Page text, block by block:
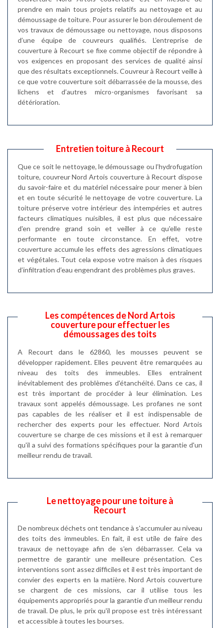
prendre en main tous projets relatifs au nettoyage et au
démoussage de toiture. Pour assurer le bon déroulement de
vos travaux de démoussage ou nettoyage, nous disposons
d’une équipe de couvreurs qualifiés. L’entreprise de
couverture à Recourt se fixe comme objectif de répondre à
vos exigences en proposant des services de qualité ainsi
que des résultats exceptionnels. Couvreur à Recourt veille à
ce que votre couverture soit débarrassée de la mousse, des
lichens et d’autres micro-organismes favorisant sa
détérioration.
Entretien toiture à Recourt
Que ce soit le nettoyage, le démoussage ou l’hydrofugation
toiture, couvreur Nord Artois couverture à Recourt dispose
du savoir-faire et du matériel nécessaire pour mener à bien
et en toute sécurité le nettoyage de votre couverture. La
toiture préserve votre intérieur des intempéries et autres
facteurs climatiques nuisibles, il est plus que nécessaire
d'en prendre grand soin et veiller à ce qu'elle reste
performante en toute circonstance. En effet, votre
couverture accumule les effets des agressions climatiques
et végétales. Tout cela expose votre maison à des risques
d’infiltration d’eau engendrant des problèmes plus graves.
Les compétences de Nord Artois
couverture pour effectuer les
démoussages des toits
A Recourt dans le 62860, les mousses peuvent se
développer rapidement. Elles peuvent être remarquées au
niveau des toits des immeubles. Elles entraînent
inévitablement des problèmes d'étanchéité. Dans ce cas, il
est très important de procéder à leur élimination. Les
travaux sont appelés démoussage. Les profanes ne sont
pas capables de les réaliser et il est indispensable de
rechercher des experts pour les effectuer. Nord Artois
couverture se charge de ces missions et il est à remarquer
qu'il a suivi des formations spécifiques pour la garantie d'un
meilleur rendu de travail.
Le nettoyage pour une toiture à
Recourt
De nombreux déchets ont tendance à s'accumuler au niveau
des toits des immeubles. En fait, il est utile de faire des
travaux de nettoyage afin de s'en débarrasser. Cela va
permettre de garantir une meilleure présentation. Ces
interventions sont assez difficiles et il est très important de
convier des experts en la matière. Nord Artois couverture
se chargent de ces missions, car il utilise tous les
équipements appropriés pour la garantie d'un meilleur rendu
de travail. De plus, le prix qu'il propose est très intéressant
et accessible à toutes les bourses.